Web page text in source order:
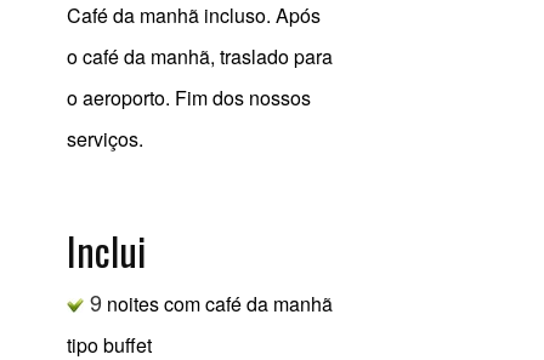
Café da manhã incluso. Após
o café da manhã, traslado para
o aeroporto. Fim dos nossos
serviços.
Inclui
9 noites com café da manhã
tipo buffet